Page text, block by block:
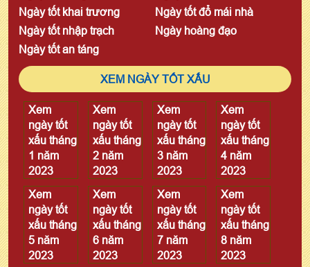
Ngày tốt khai trương
Ngày tốt đổ mái nhà
Ngày tốt nhập trạch
Ngày hoàng đạo
Ngày tốt an táng
XEM NGÀY TỐT XẤU
Xem
ngày tốt
xấu tháng
1 năm
2023
Xem
ngày tốt
xấu tháng
2 năm
2023
Xem
ngày tốt
xấu tháng
3 năm
2023
Xem
ngày tốt
xấu tháng
4 năm
2023
Xem
ngày tốt
xấu tháng
5 năm
2023
Xem
ngày tốt
xấu tháng
6 năm
2023
Xem
ngày tốt
xấu tháng
7 năm
2023
Xem
ngày tốt
xấu tháng
8 năm
2023